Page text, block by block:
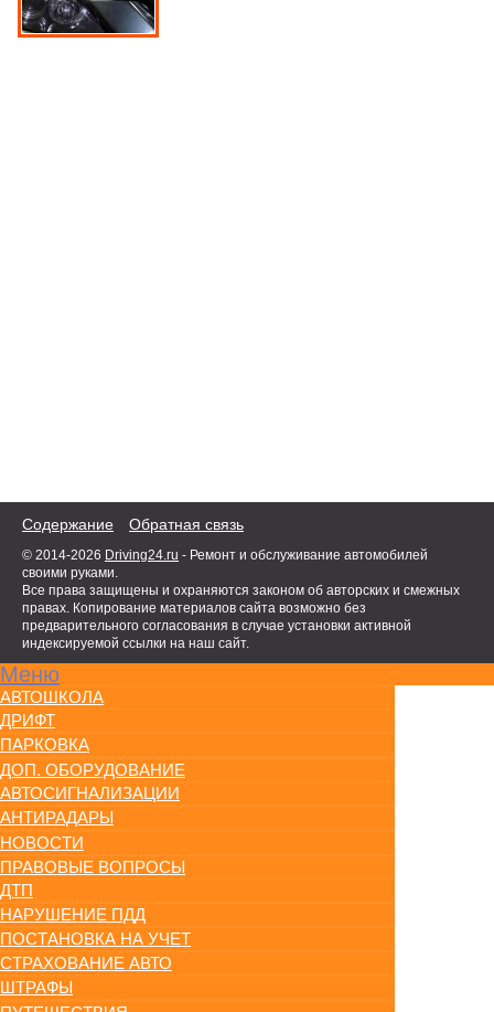
Содержание Обратная связь
© 2014-2026 Driving24.ru - Ремонт и обслуживание автомобилей
своими руками.
Все права защищены и охраняются законом об авторских и смежных
правах. Копирование материалов сайта возможно без
предварительного согласования в случае установки активной
индексируемой ссылки на наш сайт.
Меню
АВТОШКОЛА
ДРИФТ
ПАРКОВКА
ДОП. ОБОРУДОВАНИЕ
АВТОСИГНАЛИЗАЦИИ
АНТИРАДАРЫ
НОВОСТИ
ПРАВОВЫЕ ВОПРОСЫ
ДТП
НАРУШЕНИЕ ПДД
ПОСТАНОВКА НА УЧЕТ
СТРАХОВАНИЕ АВТО
ШТРАФЫ